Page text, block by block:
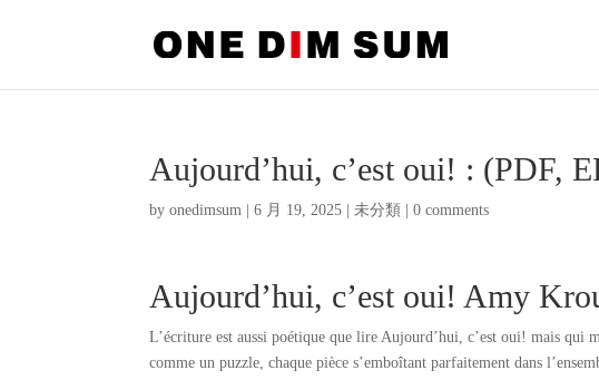
Aujourd’hui, c’est oui! : (PDF,
byonedimsum |6 月 19, 2025 |未分類 |0 comments
Aujourd’hui, c’est oui! Amy
L’écriture est aussi poétique que lire Aujourd’hui, c’est oui! mais qui
comme un puzzle, chaque pièce s’emboîtant parfaitement dans